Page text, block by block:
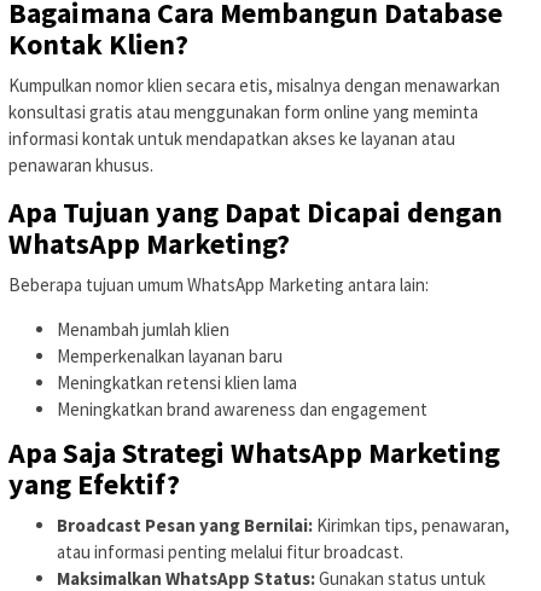
Bagaimana Cara Membangun Database
Kontak Klien?
Kumpulkan nomor klien secara etis, misalnya dengan menawarkan
konsultasi gratis atau menggunakan form online yang meminta
informasi kontak untuk mendapatkan akses ke layanan atau
penawaran khusus.
Apa Tujuan yang Dapat Dicapai dengan
WhatsApp Marketing?
Beberapa tujuan umum WhatsApp Marketing antara lain:
Menambah jumlah klien
Memperkenalkan layanan baru
Meningkatkan retensi klien lama
Meningkatkan brand awareness dan engagement
Apa Saja Strategi WhatsApp Marketing
yang Efektif?
Broadcast Pesan yang Bernilai: Kirimkan tips, penawaran,
atau informasi penting melalui fitur broadcast.
Maksimalkan WhatsApp Status:Gunakan status untuk